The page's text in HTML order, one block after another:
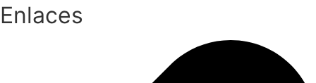
Enlaces